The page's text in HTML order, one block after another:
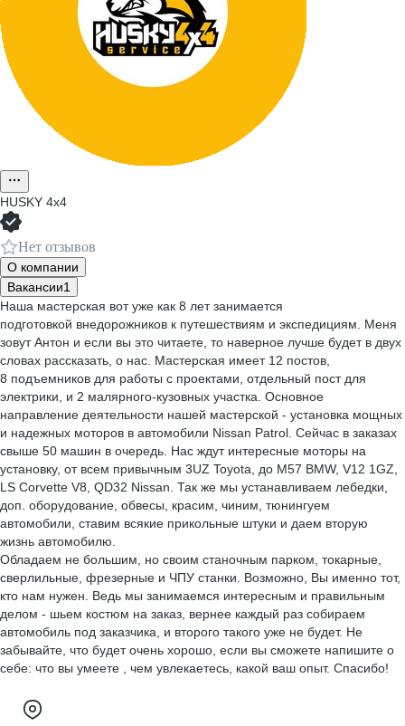
HUSKY 4x4
Нет отзывов
О компании
Вакансии1
Наша мастерская вот уже как 8 лет занимается
подготовкой внедорожников к путешествиям и экспедициям. Меня
зовут Антон и если вы это читаете, то наверное лучше будет в двух
словах рассказать, о нас. Мастерская имеет 12 постов,
8 подъемников для работы с проектами, отдельный пост для
электрики, и 2 малярного-кузовных участка. Основное
направление деятельности нашей мастерской - установка мощных
и надежных моторов в автомобили Nissan Patrol. Сейчас в заказах
свыше 50 машин в очередь. Нас ждут интересные моторы на
установку, от всем привычным 3UZ Toyota, до M57 BMW, V12 1GZ,
LS Corvette V8, QD32 Nissan. Так же мы устанавливаем лебедки,
доп. оборудование, обвесы, красим, чиним, тюнингуем
автомобили, ставим всякие прикольные штуки и даем вторую
жизнь автомобилю.
Обладаем не большим, но своим станочным парком, токарные,
сверлильные, фрезерные и ЧПУ станки. Возможно, Вы именно тот,
кто нам нужен. Ведь мы занимаемся интересным и правильным
делом - шьем костюм на заказ, вернее каждый раз собираем
автомобиль под заказчика, и второго такого уже не будет. Не
забывайте, что будет очень хорошо, если вы сможете напишите о
себе: что вы умеете , чем увлекаетесь, какой ваш опыт. Спасибо!